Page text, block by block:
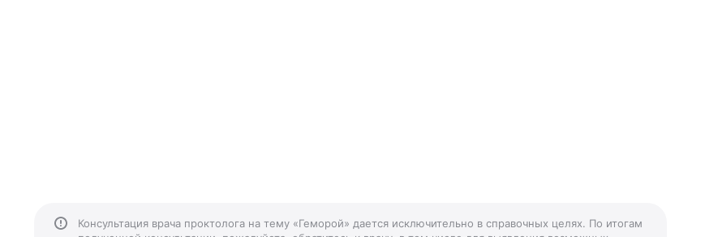
Консультация врача проктолога на тему «Геморой» дается исключительно в справочных целях. По итогам